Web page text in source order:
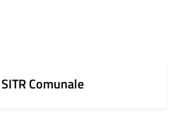
Comunale